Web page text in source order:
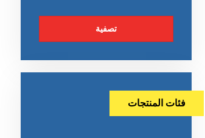
تصفية
فئات المنتجات